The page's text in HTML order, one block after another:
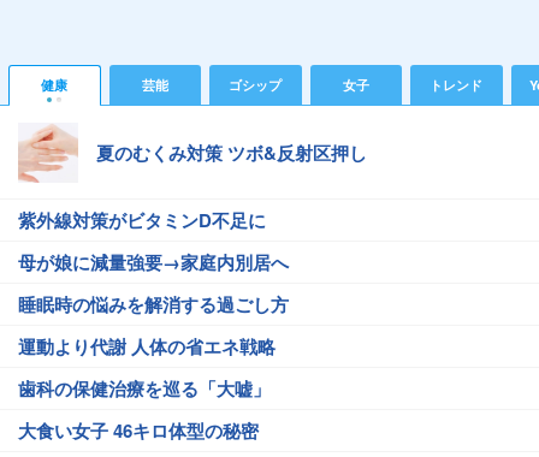
健康 芸能 ゴシップ 女子 トレンド
夏のむくみ対策 ツボ&反射区押し
紫外線対策がビタミンD不足に
母が娘に減量強要→家庭内別居へ
睡眠時の悩みを解消する過ごし方
運動より代謝 人体の省エネ戦略
歯科の保健治療を巡る「大嘘」
大食い女子 46キロ体型の秘密